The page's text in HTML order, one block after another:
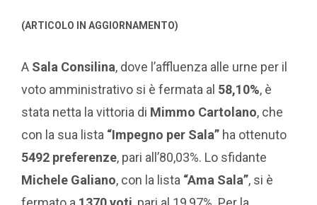
(ARTICOLO IN AGGIORNAMENTO)
A Sala Consilina, dove l’affluenza alle urne per il
voto amministrativo si è fermata al 58,10%, è
stata netta la vittoria di Mimmo Cartolano, che
con la sua lista “Impegno per Sala” ha ottenuto
5492 preferenze, pari all’80,03%. Lo sfidante
Michele Galiano, con la lista “Ama Sala”, si è